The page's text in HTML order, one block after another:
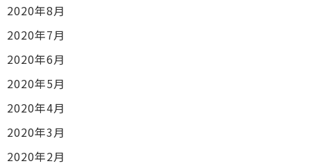
2020年8月
2020年7月
2020年6月
2020年5月
2020年4月
2020年3月
2020年2月